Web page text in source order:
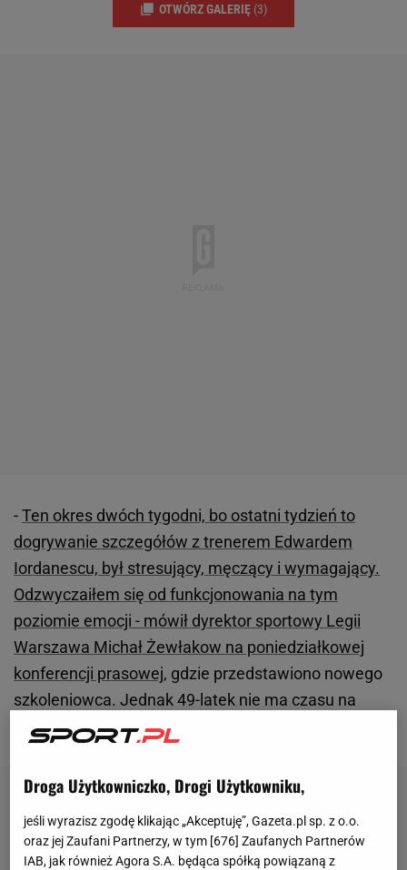
OTWÓRZ GALERIĘ (3)
-Ten okres dwóch tygodni, bo ostatni tydzień to
dogrywanie szczegółów z trenerem Edwardem
Iordanescu, był stresujący, męczący i wymagający.
Odzwyczaiłem się od funkcjonowania na tym
poziomie emocji - mówił dyrektor sportowy Legii
Warszawa Michał Żewłakow na poniedziałkowej
konferencji prasowej, gdzie przedstawiono nowego
szkoleniowca. Jednak 49-latek nie ma czasu na
odpoczynek.
Droga Użytkowniczko, Drogi Użytkowniku,
jeśli wyrazisz zgodę klikając „Akceptuję”, Gazeta.pl sp. z o.o.
oraz jej Zaufani Partnerzy, w tym [676] Zaufanych Partnerów
IAB, jak również Agora S.A. będąca spółką powiązaną z